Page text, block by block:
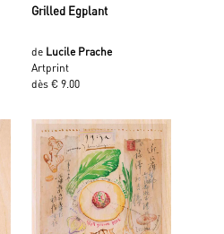
Grilled Egplant
de Lucile Prache
Artprint
dès € 9.00